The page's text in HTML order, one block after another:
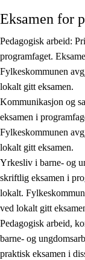
Eksamen for
Pedagogisk arbeid:
programfaget.
Fylkeskommunen
lokalt gitt eksamen.
Kommunikasjon og
eksamen i
Fylkeskommunen
lokalt gitt eksamen.
Yrkesliv i barne- og
skriftlig eksamen i
lokalt.
ved lokalt gitt
Pedagogisk arbeid,
barne- og
praktisk eksamen i